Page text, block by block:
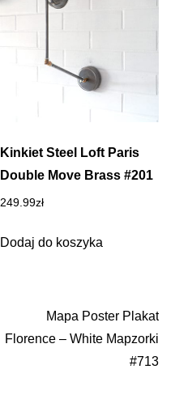
Kinkiet Steel Loft Paris
Double Move Brass #201
249.99zł
Dodaj do koszyka
Mapa Poster Plakat
Florence – White Mapzorki
#713